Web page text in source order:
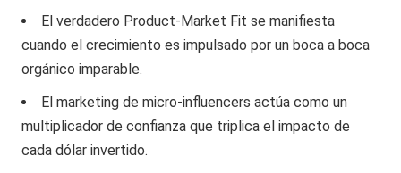
El verdadero Product-Market Fit se manifiesta
cuando el crecimiento es impulsado por un boca a boca
orgánico imparable.
El marketing de micro-influencers actúa como un
multiplicador de confianza que triplica el impacto de
cada dólar invertido.